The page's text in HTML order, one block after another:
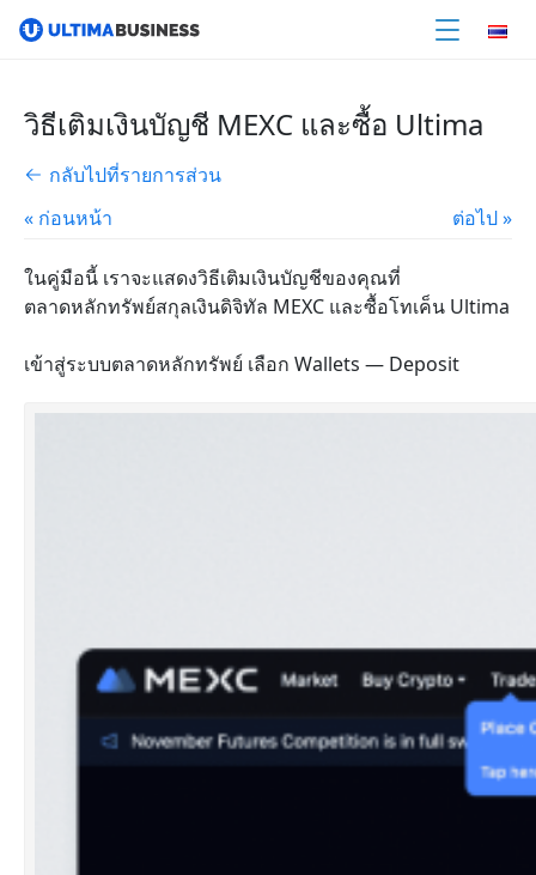
วิธีเติมเงินบัญชี MEXC และซื้อ Ultima
กลับไปที่รายการส่วน
« ก่อนหน้า
ต่อไป »
ในคู่มือนี้ เราจะแสดงวิธีเติมเงินบัญชีของคุณที่
ตลาดหลักทรัพย์สกุลเงินดิจิทัล MEXC และซื้อโทเค็น Ultima
เข้าสู่ระบบตลาดหลักทรัพย์ เลือก Wallets — Deposit